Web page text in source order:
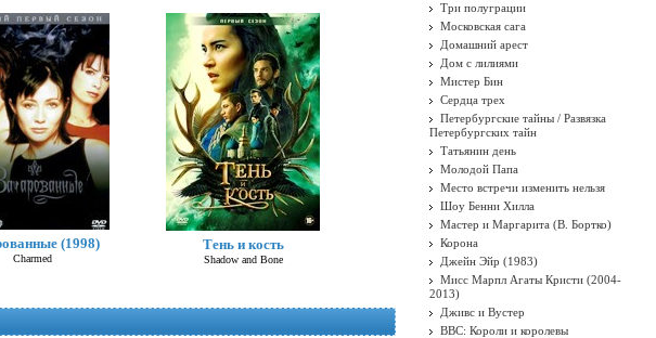
(1998)
Charmed
Тень и кость
Shadow and Bone
Три полуграции
Московская сага
Домашний арест
Дом с лилиями
Мистер Бин
Сердца трех
Петербургские тайны / Развязка
Петербургских тайн
Татьянин день
Молодой Папа
Место встречи изменить нельзя
Шоу Бенни Хилла
Мастер и Маргарита (В. Бортко)
Корона
Джейн Эйр (1983)
Мисс Марпл Агаты Кристи (2004-
2013)
Дживс и Вустер
BBC: Короли и королевы